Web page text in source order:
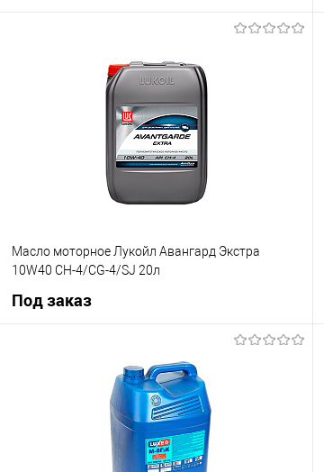
К сравнению
В наличии
Масло моторное Лукойл Авангард Экстра
10W40 CH-4/CG-4/SJ 20л
Под заказ
К сравнению
Под заказ